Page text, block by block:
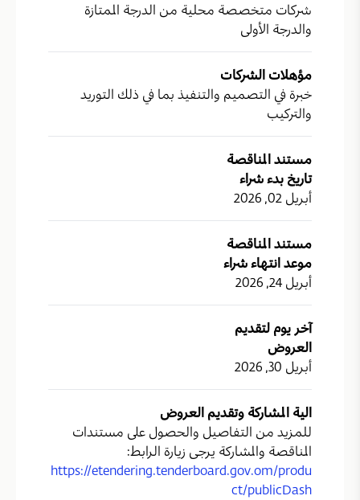
شركات متخصصة محلية من الدرجة الممتازة
والدرجة الأولى
مؤهلات الشركات
خبرة في التصميم والتنفيذ بما في ذلك التوريد
والتركيب
مستند المناقصة
تاريخ بدء شراء
أبريل 02, 2026
مستند المناقصة
موعد انتهاء شراء
أبريل 24, 2026
آخر يوم لتقديم
العروض
أبريل 30, 2026
الية المشاركة وتقديم العروض
للمزيد من التفاصيل والحصول على مستندات
المناقصة والمشاركة يرجى زيارة الرابط:
https://etendering.tenderboard.gov.om/produ
ct/publicDash